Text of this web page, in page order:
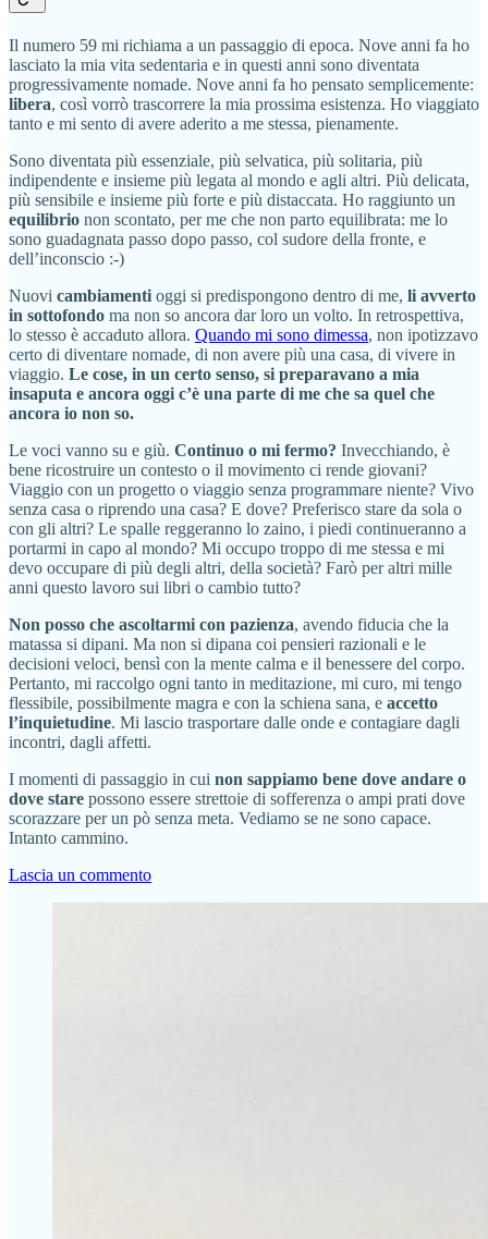
Il numero 59 mi richiama a un passaggio di epoca. Nove anni fa ho
lasciato la mia vita sedentaria e in questi anni sono diventata
progressivamente nomade. Nove anni fa ho pensato semplicemente:
libera, così vorrò trascorrere la mia prossima esistenza. Ho viaggiato
tanto e mi sento di avere aderito a me stessa, pienamente.
Sono diventata più essenziale, più selvatica, più solitaria, più
indipendente e insieme più legata al mondo e agli altri. Più delicata,
più sensibile e insieme più forte e più distaccata. Ho raggiunto un
equilibrio non scontato, per me che non parto equilibrata: me lo
sono guadagnata passo dopo passo, col sudore della fronte, e
dell’inconscio :-)
Nuovi cambiamenti oggi si predispongono dentro di me, li avverto
in sottofondo ma non so ancora dar loro un volto. In retrospettiva,
lo stesso è accaduto allora. Quando mi sono dimessa, non ipotizzavo
certo di diventare nomade, di non avere più una casa, di vivere in
viaggio. Le cose, in un certo senso, si preparavano a mia
insaputa e ancora oggi c’è una parte di me che sa quel che
ancora io non so.
Le voci vanno su e giù. Continuo o mi fermo? Invecchiando, è
bene ricostruire un contesto o il movimento ci rende giovani?
Viaggio con un progetto o viaggio senza programmare niente? Vivo
senza casa o riprendo una casa? E dove? Preferisco stare da sola o
con gli altri? Le spalle reggeranno lo zaino, i piedi continueranno a
portarmi in capo al mondo? Mi occupo troppo di me stessa e mi
devo occupare di più degli altri, della società? Farò per altri mille
anni questo lavoro sui libri o cambio tutto?
Non posso che ascoltarmi con pazienza, avendo fiducia che la
matassa si dipani. Ma non si dipana coi pensieri razionali e le
decisioni veloci, bensì con la mente calma e il benessere del corpo.
Pertanto, mi raccolgo ogni tanto in meditazione, mi curo, mi tengo
flessibile, possibilmente magra e con la schiena sana, e accetto
l’inquietudine. Mi lascio trasportare dalle onde e contagiare dagli
incontri, dagli affetti.
I momenti di passaggio in cui non sappiamo bene dove andare o
dove stare possono essere strettoie di sofferenza o ampi prati dove
scorazzare per un pò senza meta. Vediamo se ne sono capace.
Intanto cammino.
Lascia un commento